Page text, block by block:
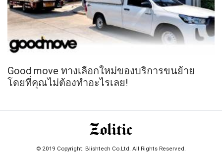
Good move ทางเลือกใหม่ของบริการขนย้าย
โดยที่คุณไม่ต้องทำอะไรเลย!
© 2019 Copyright: Blishtech Co.Ltd. All Rights Reserved.